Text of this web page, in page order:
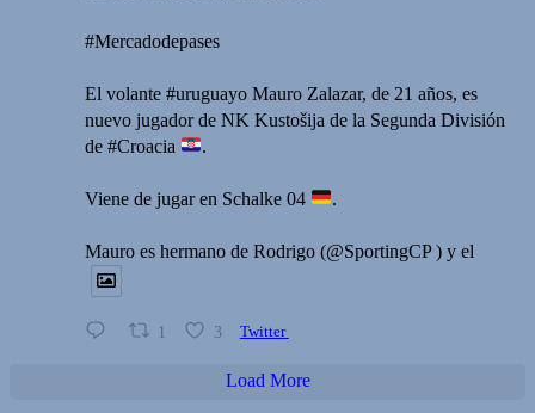
#Mercadodepases
El volante #uruguayo Mauro Zalazar, de 21 años, es
nuevo jugador de NK Kustošija de la Segunda División
de #Croacia
.
Viene de jugar en Schalke 04 .
Mauro es hermano de Rodrigo (@SportingCP ) y el
1 3 Twitter
Load More